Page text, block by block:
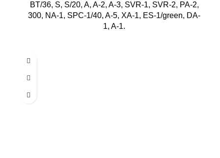
BT/36, S, S/20, A, A-2, A-3, SVR-1, SVR-2, PA-2,
300, NA-1, SPC-1/40, A-5, XA-1, ES-1/green, DA-
1, A-1.